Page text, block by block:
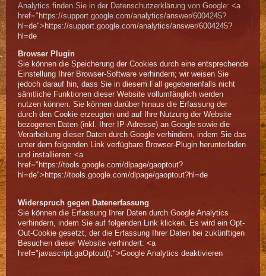
Analytics finden Sie in der Datenschutzerklärung von Google: <a
href="https://support.google.com/analytics/answer/6004245?
hl=de">https://support.google.com/analytics/answer/6004245?
hl=de
Browser Plugin
Sie können die Speicherung der Cookies durch eine entsprechende
Einstellung Ihrer Browser-Software verhindern; wir weisen Sie
jedoch darauf hin, dass Sie in diesem Fall gegebenenfalls nicht
sämtliche Funktionen dieser Website vollumfänglich werden
nutzen können. Sie können darüber hinaus die Erfassung der
durch den Cookie erzeugten und auf Ihre Nutzung der Website
bezogenen Daten (inkl. Ihrer IP-Adresse) an Google sowie die
Verarbeitung dieser Daten durch Google verhindern, indem Sie das
unter dem folgenden Link verfügbare Browser-Plugin herunterladen
und installieren: <a
href="https://tools.google.com/dlpage/gaoptout?
hl=de">https://tools.google.com/dlpage/gaoptout?hl=de
Widerspruch gegen Datenerfassung
Sie können die Erfassung Ihrer Daten durch Google Analytics
verhindern, indem Sie auf folgenden Link klicken. Es wird ein Opt-
Out-Cookie gesetzt, der die Erfassung Ihrer Daten bei zukünftigen
Besuchen dieser Website verhindert: <a
href="javascript:gaOptout();">Google Analytics deaktivieren